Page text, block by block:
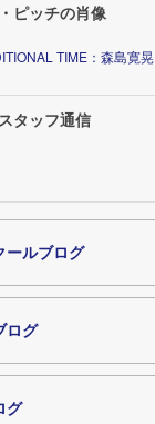
ピッチの肖像
TIME：森島寛晃
タッフ通信
ールブログ
ログ
グ